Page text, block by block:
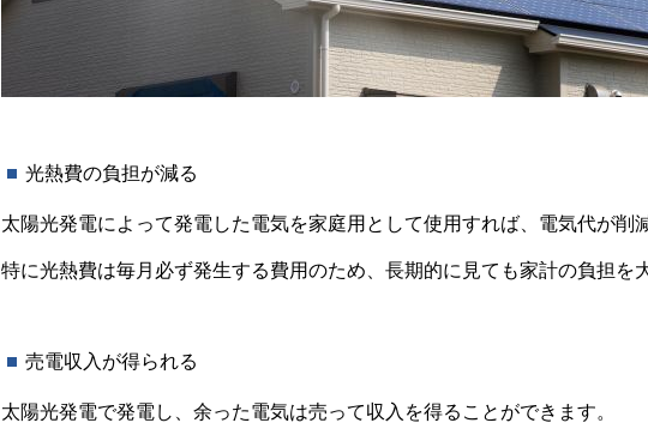
光熱費の負担が減る
太陽光発電によって発電した電気を家庭用として使用すれば、電気代が削
特に光熱費は毎月必ず発生する費用のため、長期的に見ても家計の負担を
売電収入が得られる
太陽光発電で発電し、余った電気は売って収入を得ることができます。